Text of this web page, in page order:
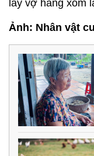
lấy vợ hàng xóm
Ảnh: Nhân vật